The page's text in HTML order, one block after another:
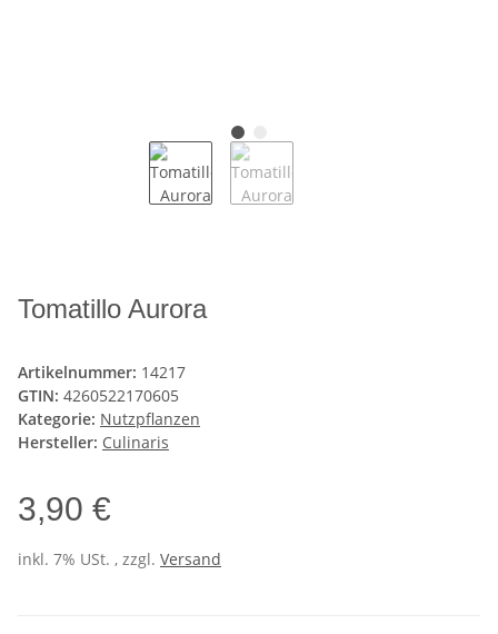
Tomatillo Aurora
Artikelnummer: 14217
GTIN: 4260522170605
Kategorie: Nutzpflanzen
Hersteller: Culinaris
3,90 €
inkl. 7% USt. , zzgl. Versand